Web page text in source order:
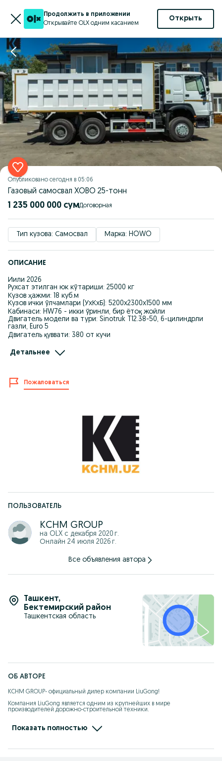
Продолжить в приложении
Открывайте OLX одним касанием
Открыть
Опубликовано сегодня в 05:06
Газовый самосвал ХОВО 25-тонн
1 235 000 000 сум Договорная
Тип кузова: Самосвал Марка: HOWO
ОПИСАНИЕ
Йили 2026
Рухсат этилган юк кўтариши: 25000 кг
Кузов ҳажми: 18 куб.м
Кузов ички ўлчамлари (УхКхБ): 5200х2300х1500 мм
Кабинаси: HW76 - икки ўринли, бир ётоқ жойли
Двигатель модели ва тури: Sinotruk T12.38-50, 6-цилиндрли
газли, Euro 5
Двигатель қуввати: 380 от кучи
Газ баллонлари: 8х150 л
Разрешённая грузоподъёмность: 25 000 кг
Объём кузова: 18 куб.м
Мощность двигателя: 380 л.с.
Коробка передач: механическая, 12-ступенчатая
Шины: 12.00R20 с камерами, 10+1 шт.
Детальнее
Пожаловаться
ПОЛЬЗОВАТЕЛЬ
KCHM GROUP
на OLX с декабря 2020 г.
Онлайн 24 июля 2026 г.
Все объявления автора
Ташкент,
Бектемирский район
Ташкентская область
ОБ АВТОРЕ
KCHM GROUP- официальный дилер компании LiuGong!
Компания LiuGong является одним из крупнейших в мире
производителей дорожно-строительной техники.
- гарантия до 2х лет
- продажа, запчасти, выездной сервис
Показать полностью